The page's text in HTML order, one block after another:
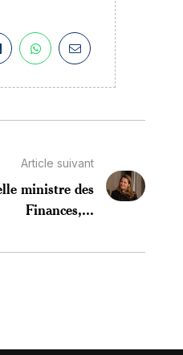
Article suivant
ministre des
Finances,...